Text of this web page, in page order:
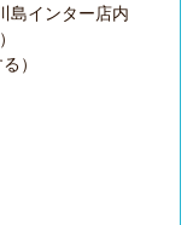
島インター店内
）